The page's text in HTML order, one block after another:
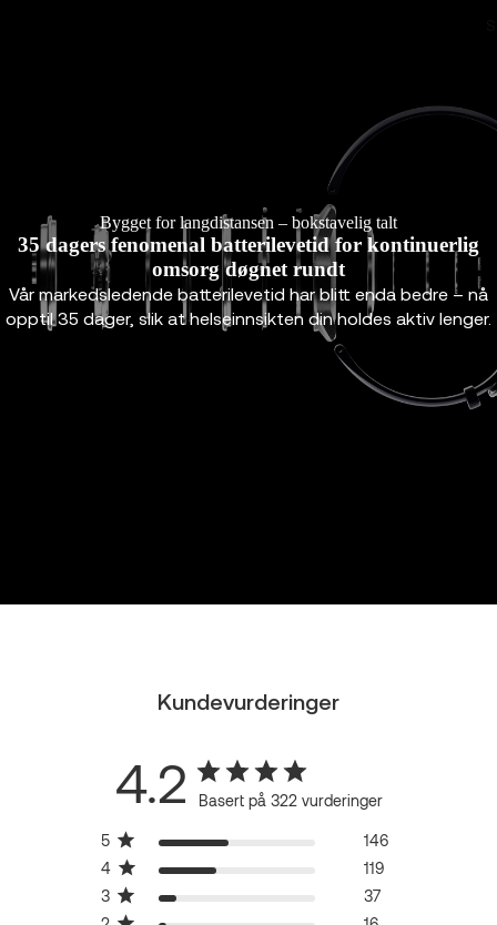
Bygget for langdistansen – bokstavelig talt
35 dagers fenomenal batterilevetid for kontinuerlig
omsorg døgnet rundt
Vår markedsledende batterilevetid har blitt enda bedre – nå
opptil 35 dager, slik at helseinnsikten din holdes aktiv lenger.
Kundevurderinger
4.2 Basert på 322 vurderinger
5
146
4
119
3
37